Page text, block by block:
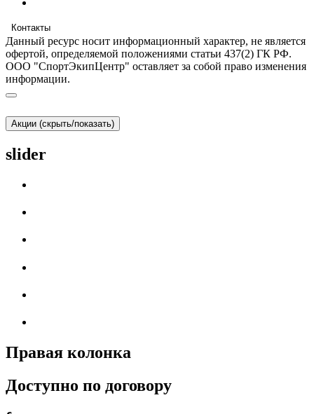
Контакты
Данный ресурс носит информационный характер, не является
офертой, определяемой положениями статьи 437(2) ГК РФ.
ООО "СпортЭкипЦентр" оставляет за собой право изменения
информации.
Акции (скрыть/показать)
slider
Правая колонка
Доступно по договору